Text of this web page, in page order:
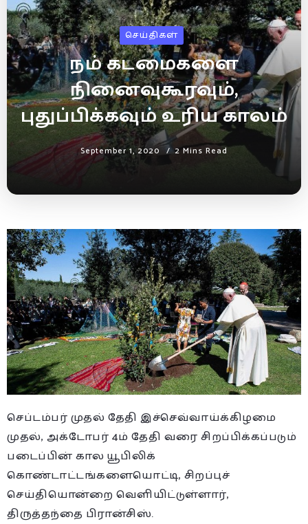
செய்திகள்
நம் கடமைகளை
நினைவுகூரவும்,
புதுப்பிக்கவும் உரிய காலம்
September 1, 2020 2 Mins Read
செப்டம்பர் முதல் தேதி இச்செவ்வாய்க்கிழமை
முதல், அக்டோபர் 4ம் தேதி வரை சிறப்பிக்கப்படும்
படைப்பின் கால யூபிலிக்
கொண்டாட்டங்களையொட்டி, சிறப்புச்
செய்தியொன்றை வெளியிட்டுள்ளார்,
திருத்தந்தை பிரான்சிஸ்.